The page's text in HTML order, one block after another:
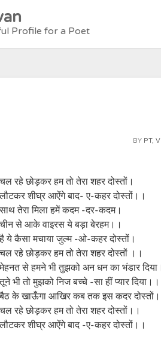
Profile for a Poet
BY PT,
चल रहे छोड़कर हम तो तेरा शहर दोस्तों।
लौटकर शीघ्र आऐंगे बाद- ए-कहर दोस्तों।।
साथ तेरा मिला हमें कदम -दर-कदम।
चीन से आके वाइरस ये बड़ा बेरहम।।
है ये कैसा मचाया जुल्म -ओ-कहर दोस्तों।
चल रहे छोड़कर हम तो तेरा शहर दोस्तों ।।
मेहनत से हमने भी तुझको अन धन का भंडार दिया।
तूने भी तो मुझको निज बच्चे -सा हीं प्यार दिया।।
बैठ के खाऊँगा आखिर कब तक इस कदर दोस्तों।
चल रहे छोड़कर हम तो तेरा शहर दोस्तों।।
लौटकर शीघ्र आऐंगे बाद -ए-कहर दोस्तों।।